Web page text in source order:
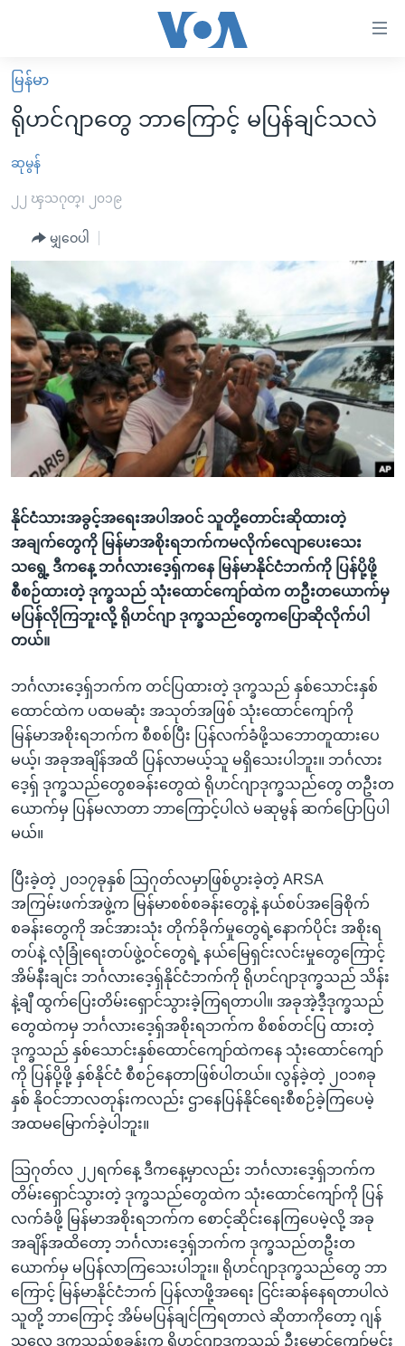
လွယ်ကူ
စေ
Link
များ
အကြောင်းအရာ
သို့
ကျော်
ကြည့်
ရန်
ပင်မ
ညွန်း
စာမျက်နှာ
ကျော်
ကြည့်
ရှာဖွေ
နေရာ
ကျော်
မူလစာမျက်နှာ
မြန်မာ
ကမ္ဘာ့သတင်းများ
နိုင်ငံတကာ
တရုတ်
အစ္စရေး-ပါလက်စတိုင်း
ဗွီဒီယို
ရပ်ဝန်းတခု လမ်းတခု အလွန်
အင်္ဂလိပ်စာလေ့လာမယ်
အမေရိကန်သုံးအီဒီယံ
မကြေးမုံရဲ့ အင်္ဂလိပ်စာ
ရုပ်ရှင်ထဲက အင်္ဂလိပ်စာ
သုတပဒေသာ အင်္ဂလိပ်စာ
အပတ်စဉ်ကဏ္ဍများ
ရေဒီယို
တီဗွီ
ရေဒီယိုနှင့်ရုပ်သံ အချက်အလက်များ
ရေဒီယို/တီဗွီအစီအစဉ်
Learning English
ဘာသာစကားများ
မြန်မာ
ရိုဟင်ဂျာတွေ ဘာကြောင့် မပြန်ချင်သလဲ
ဆုမွန်
၂၂ ၾသဂုတ္၊ ၂၀၁၉
မျှဝေပါ
နိုင်ငံသားအခွင့်အရေးအပါအဝင် သူတို့တောင်းဆိုထားတဲ့
အချက်တွေကို မြန်မာအစိုးရဘက်ကမလိုက်လျောပေးသေး
သရွေ့ ဒီကနေ့ ဘင်္ဂလားဒေ့ရှ်ကနေ မြန်မာနိုင်ငံဘက်ကို ပြန်ပို့ဖို့
စီစဉ်ထားတဲ့ ဒုက္ခသည် သုံးထောင်ကျော်ထဲက တဦးတယောက်မှ
မပြန်လိုကြဘူးလို့ ရိုဟင်ဂျာ ဒုက္ခသည်တွေကပြောဆိုလိုက်ပါ
တယ်။
ဘင်္ဂလားဒေ့ရှ်ဘက်က တင်ပြထားတဲ့ ဒုက္ခသည် နှစ်သောင်းနှစ်
ထောင်ထဲက ပထမဆုံး အသုတ်အဖြစ် သုံးထောင်ကျော်ကို
မြန်မာအစိုးရဘက်က စီစစ်ပြီး ပြန်လက်ခံဖို့သဘောတူထားပေ
မယ့်၊ အခုအချိန်အထိ ပြန်လာမယ့်သူ မရှိသေးပါဘူး။ ဘင်္ဂလား
ဒေ့ရ်ှ ဒုက္ခသည်တွေစခန်းတွေထဲ ရိုဟင်ဂျာဒုက္ခသည်တွေ တဦးတ
ယောက်မှ ပြန်မလာတာ ဘာကြောင့်ပါလဲ မဆုမွန် ဆက်ပြောပြပါ
မယ်။
ပြီးခဲ့တဲ့ ၂၀၁၇ခုနှစ် သြဂုတ်လမှာဖြစ်ပွားခဲ့တဲ့ ARSA
အကြမ်းဖက်အဖွဲ့က မြန်မာစစ်စခန်းတွေနဲ့ နယ်စပ်အခြေစိုက်
စခန်းတွေကို အင်အားသုံး တိုက်ခိုက်မှုတွေရဲ့နောက်ပိုင်း အစိုးရ
တပ်နဲ့ လုံခြုံရေးတပ်ဖွဲ့ဝင်တွေရဲ့ နယ်မြေရှင်းလင်းမှုတွေကြောင့်
အိမ်နီးချင်း ဘင်္ဂလားဒေ့ရှ်နိုင်ငံဘက်ကို ရိုဟင်ဂျာဒုက္ခသည် သိန်း
နဲ့ချီ ထွက်ပြေးတိမ်းရှောင်သွားခဲ့ကြရတာပါ။ အခုအဲ့ဒီ့ဒုက္ခသည်
တွေထဲကမှ ဘင်္ဂလားဒေ့ရှ်အစိုးရဘက်က စိစစ်တင်ပြ ထားတဲ့
ဒုက္ခသည် နှစ်သောင်းနှစ်ထောင်ကျော်ထဲကနေ သုံးထောင်ကျော်
ကို ပြန်ပို့ဖို့ နှစ်နိုင်ငံ စီစဉ်နေတာဖြစ်ပါတယ်။ လွန်ခဲ့တဲ့ ၂၀၁၈ခု
နှစ် နိုဝင်ဘာလတုန်းကလည်း ဌာနေပြန်နိုင်ရေးစီစဉ်ခဲ့ကြပေမဲ့
အထမမြောက်ခဲ့ပါဘူး။
သြဂုတ်လ ၂၂ရက်နေ့ ဒီကနေ့မှာလည်း ဘင်္ဂလားဒေ့ရှ်ဘက်က
တိမ်းရှောင်သွားတဲ့ ဒုက္ခသည်တွေထဲက သုံးထောင်ကျော်ကို ပြန်
လက်ခံဖို့ မြန်မာအစိုးရဘက်က စောင့်ဆိုင်းနေကြပေမဲ့လို့ အခု
အချိန်အထိတော့ ဘင်္ဂလားဒေ့ရှ်ဘက်က ဒုက္ခသည်တဦးတ
ယောက်မှ မပြန်လာကြသေးပါဘူး။ ရိုဟင်ဂျာဒုက္ခသည်တွေ ဘာ
ကြောင့် မြန်မာနိုင်ငံဘက် ပြန်လာဖို့အရေး ငြင်းဆန်နေရတာပါလဲ
သူတို့ ဘာကြောင့် အိမ်မပြန်ချင်ကြရတာလဲ ဆိုတာကိုတော့ ဂျန်
သူလေ ဒုက္ခသည်စခန်းက ရိုဟင်ဂျာဒုက္ခသည် ဦးမောင်ကျော်မင်း